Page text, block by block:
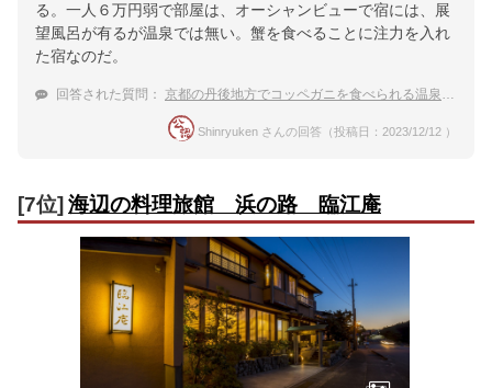
る。一人６万円弱で部屋は、オーシャンビューで宿には、展
望風呂が有るが温泉では無い。蟹を食べることに注力を入れ
た宿なのだ。
回答された質問： 京都の丹後地方でコッペガニを食べられる温泉宿を教えて下さい。
Shinryuken さんの回答（投稿日：2023/12/12 ）
[7位] 海辺の料理旅館 浜の路 臨江庵